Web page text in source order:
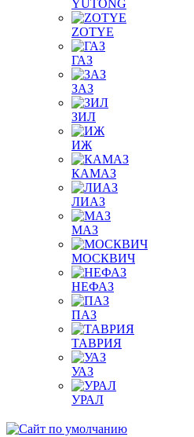
YUTONG
ZOTYE
ГАЗ
ЗАЗ
ЗИЛ
ИЖ
КАМАЗ
ЛИАЗ
МАЗ
МОСКВИЧ
НЕФАЗ
ПАЗ
ТАВРИЯ
УАЗ
УРАЛ